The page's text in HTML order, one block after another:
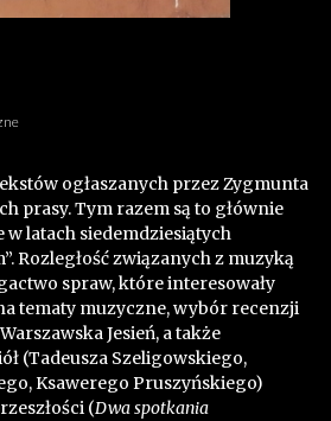
ogłaszanych przez Zygmunta
prasy. Tym razem są to głównie
latach siedemdziesiątych
Rozległość związanych z muzyką
spraw, które interesowały
tematy muzyczne, wybór recenzji
Jesień, a także
(Tadeusza Szeligowskiego,
Ksawerego Pruszyńskiego)
(Dwa spotkania